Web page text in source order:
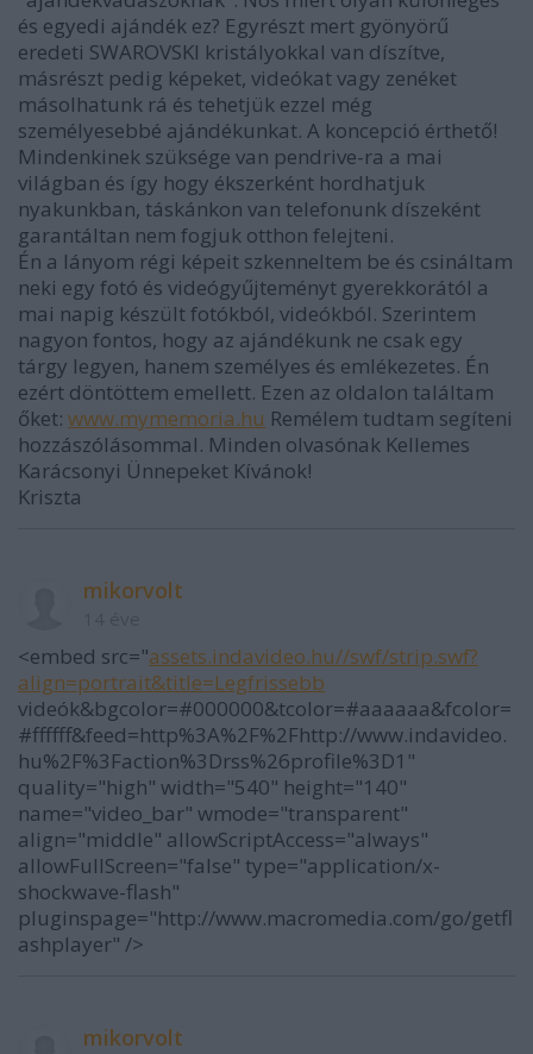
és egyedi ajándék ez? Egyrészt mert gyönyörű
eredeti SWAROVSKI kristályokkal van díszítve,
másrészt pedig képeket, videókat vagy zenéket
másolhatunk rá és tehetjük ezzel még
személyesebbé ajándékunkat. A koncepció érthető!
Mindenkinek szüksége van pendrive-ra a mai
világban és így hogy ékszerként hordhatjuk
nyakunkban, táskánkon van telefonunk díszeként
garantáltan nem fogjuk otthon felejteni.
Én a lányom régi képeit szkenneltem be és csináltam
neki egy fotó és videógyűjteményt gyerekkorától a
mai napig készült fotókból, videókból. Szerintem
nagyon fontos, hogy az ajándékunk ne csak egy
tárgy legyen, hanem személyes és emlékezetes. Én
ezért döntöttem emellett. Ezen az oldalon találtam
őket: www.mymemoria.hu Remélem tudtam segíteni
hozzászólásommal. Minden olvasónak Kellemes
Karácsonyi Ünnepeket Kívánok!
Kriszta
mikorvolt
<embed src="assets.indavideo.hu//swf/strip.swf?
align=portrait&title=Legfrissebb
videók&bgcolor=#000000&tcolor=#aaaaaa&fcolor=
#ffffff&feed=http%3A%2F%2Fhttp://www.indavideo.
hu%2F%3Faction%3Drss%26profile%3D1"
quality="high" width="540" height="140"
name="video_bar" wmode="transparent"
align="middle" allowScriptAccess="always"
allowFullScreen="false" type="application/x-
shockwave-flash"
pluginspage="http://www.macromedia.com/go/getfl
ashplayer" />
mikorvolt